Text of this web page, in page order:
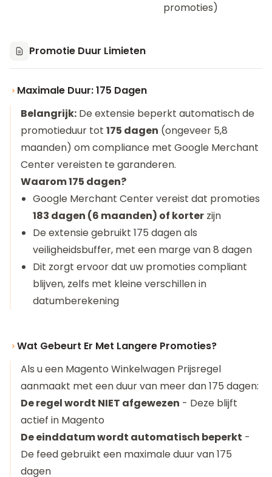
promoties)
Promotie Duur Limieten
Maximale Duur: 175 Dagen
Belangrijk: De extensie beperkt automatisch de
promotieduur tot 175 dagen (ongeveer 5,8
maanden) om compliance met Google Merchant
Center vereisten te garanderen.
Waarom 175 dagen?
Google Merchant Center vereist dat promoties
183 dagen (6 maanden) of korter zijn
De extensie gebruikt 175 dagen als
veiligheidsbuffer, met een marge van 8 dagen
Dit zorgt ervoor dat uw promoties compliant
blijven, zelfs met kleine verschillen in
datumberekening
Wat Gebeurt Er Met Langere Promoties?
Als u een Magento Winkelwagen Prijsregel
aanmaakt met een duur van meer dan 175 dagen:
De regel wordt NIET afgewezen - Deze blijft
actief in Magento
De einddatum wordt automatisch beperkt -
De feed gebruikt een maximale duur van 175
dagen